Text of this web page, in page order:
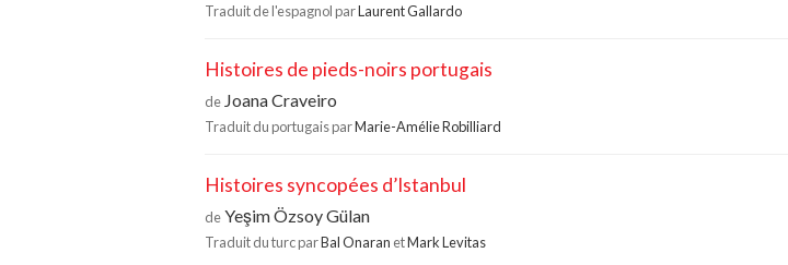
Traduit de l'espagnol parLaurent Gallardo
Histoires de pieds-noirs portugais
de Joana Craveiro
Traduit du portugais parMarie-Amélie Robilliard
Histoires syncopées d’Istanbul
deYeşim Özsoy Gülan
Traduit du turc parBal Onaran etMark Levitas